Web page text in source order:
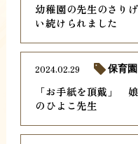
幼稚園の先生のさり
い続けられました
「お手紙を頂戴」
のひよこ先生
2024.02.29 保育園